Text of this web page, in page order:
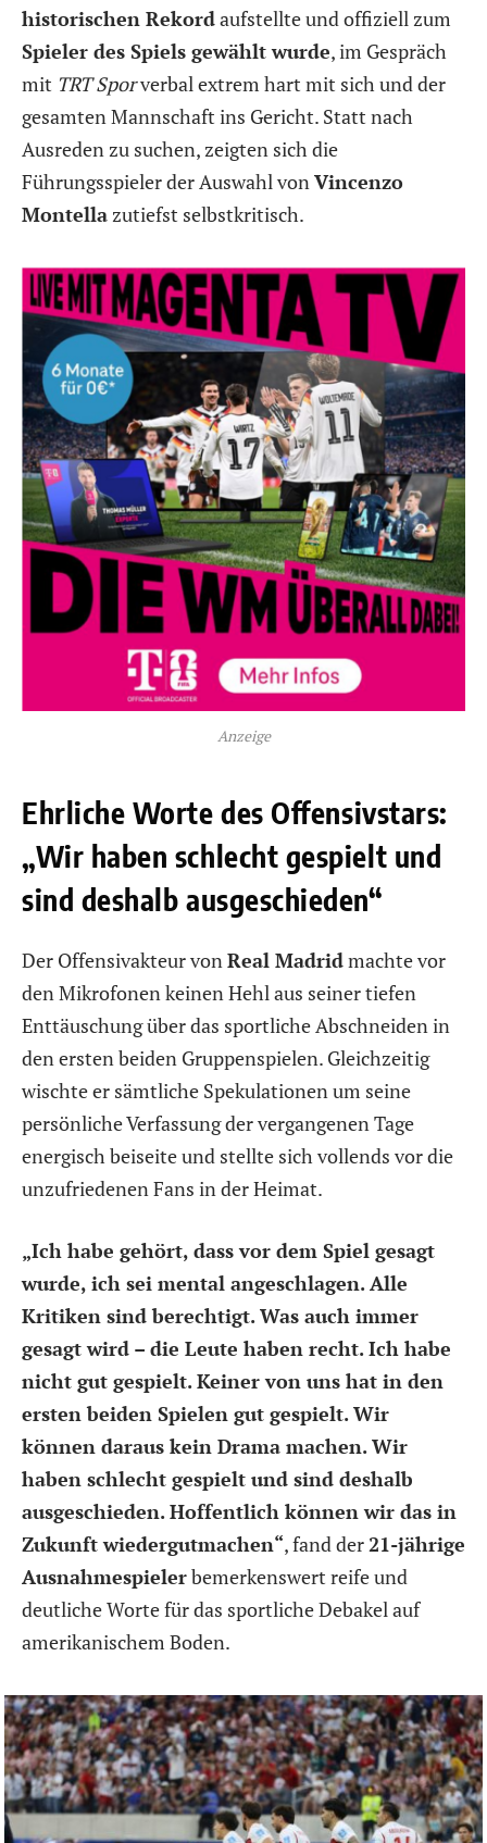
historischen Rekordaufstellte und offiziell zum
Spieler des Spiels gewählt wurde, im Gespräch
mit TRT Sporverbal extrem hart mit sich und der
gesamten Mannschaft ins Gericht. Statt nach
Ausreden zu suchen, zeigten sich die
Führungsspieler der Auswahl von Vincenzo
Montella zutiefst selbstkritisch.
Anzeige
Ehrliche Worte des Offensivstars:
„Wir haben schlecht gespielt und
sind deshalb ausgeschieden“
Der Offensivakteur von Real Madridmachte vor
den Mikrofonen keinen Hehl aus seiner tiefen
Enttäuschung über das sportliche Abschneiden in
den ersten beiden Gruppenspielen. Gleichzeitig
wischte er sämtliche Spekulationen um seine
persönliche Verfassung der vergangenen Tage
energisch beiseite und stellte sich vollends vor die
unzufriedenen Fans in der Heimat.
„Ich habe gehört, dass vor dem Spiel gesagt
wurde, ich sei mental angeschlagen. Alle
Kritiken sind berechtigt. Was auch immer
gesagt wird – die Leute haben recht. Ich habe
nicht gut gespielt. Keiner von uns hat in den
ersten beiden Spielen gut gespielt. Wir
können daraus kein Drama machen. Wir
haben schlecht gespielt und sind deshalb
ausgeschieden. Hoffentlich können wir das in
Zukunft wiedergutmachen“, fand der21-jährige
Ausnahmespielerbemerkenswert reife und
deutliche Worte für das sportliche Debakel auf
amerikanischem Boden.